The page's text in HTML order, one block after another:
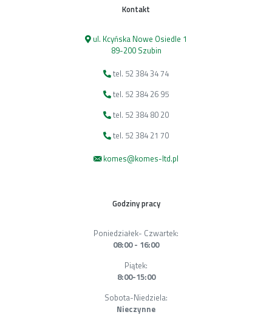
Kontakt
ul. Kcyńska Nowe Osiedle 1
89-200 Szubin
tel. 52 384 34 74
tel. 52 384 26 95
tel. 52 384 80 20
tel. 52 384 21 70
komes@komes-ltd.pl
Godziny pracy
Poniedziałek- Czwartek:
08:00 - 16:00
Piątek:
8:00-15:00
Sobota-Niedziela:
Nieczynne